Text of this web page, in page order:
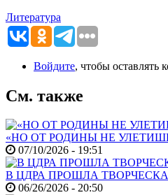
Литература
Войдите, чтобы оставлять
См. также
«НО ОТ РОДИНЫ НЕ
07/10/2026 - 19:51
В ЦДРА ПРОШЛА
06/26/2026 - 20:50